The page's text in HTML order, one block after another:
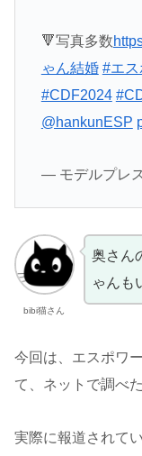
🔻写真多数
ゃん結婚 #エ
#CDF2024
@hankunESP
— モデルプレ
bibi猫さん
奥さん
ゃんも
今回は、エスポワ
て、ネットで調べ
実際に報道されて